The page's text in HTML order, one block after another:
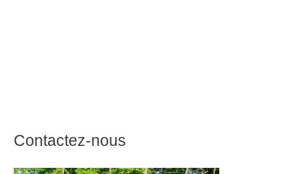
Contactez-nous